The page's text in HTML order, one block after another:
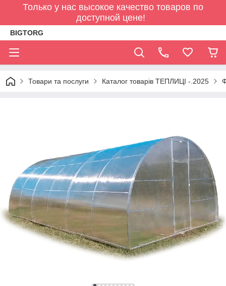
Только у нас высокое качество товаров по
доступной цене!
BIGTORG
Товари та послуги Каталог товарів ТЕПЛИЦІ -.2025